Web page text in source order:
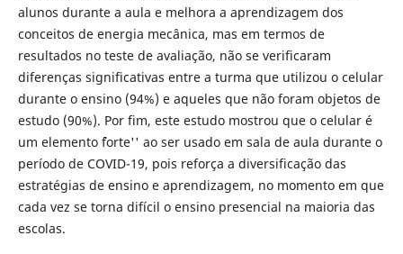
alunos durante a aula e melhora a aprendizagem dos
conceitos de energia mecânica, mas em termos de
resultados no teste de avaliação, não se verificaram
diferenças significativas entre a turma que utilizou o celular
durante o ensino (94%) e aqueles que não foram objetos de
estudo (90%). Por fim, este estudo mostrou que o celular é
um elemento ``forte'' ao ser usado em sala de aula durante o
período de COVID-19, pois reforça a diversificação das
estratégias de ensino e aprendizagem, no momento em que
cada vez se torna difícil o ensino presencial na maioria das
escolas.